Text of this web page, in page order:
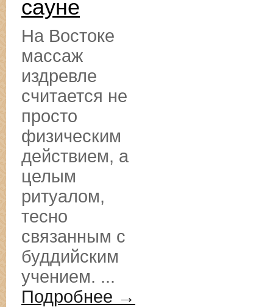
сауне
На Востоке
массаж
издревле
считается не
просто
физическим
действием, а
целым
ритуалом,
тесно
связанным с
буддийским
учением. ...
Подробнее →